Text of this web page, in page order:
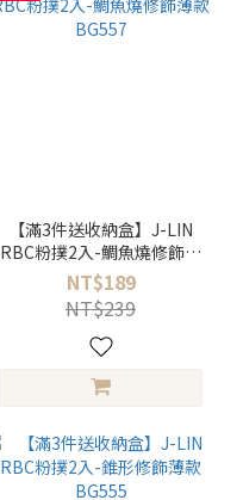
【滿3件送收納盒】J-LIN
RBC粉撲2入-鯛魚燒修飾薄
款 BG557
NT$189
NT$239